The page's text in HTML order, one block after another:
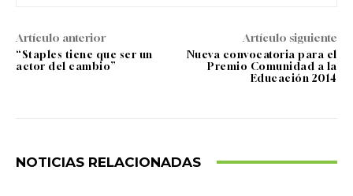
Artículo anterior
“Staples tiene que ser un
actor del cambio”
Artículo siguiente
Nueva convocatoria para el
Premio Comunidad a la
Educación 2014
NOTICIAS RELACIONADAS